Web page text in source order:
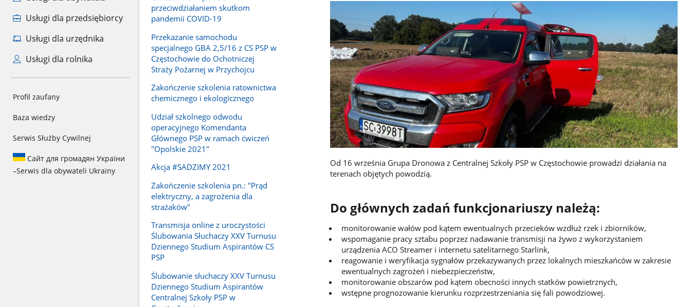
Usługi dla przedsiębiorcy
Usługi dla urzędnika
Usługi dla rolnika
Profil zaufany
Baza wiedzy
Serwis Służby Cywilnej
Сайт для громадян України
–Serwis dla obywateli Ukrainy
przeciwdziałaniem skutkom
pandemii COVID-19
Przekazanie samochodu
specjalnego GBA 2,5/16 z CS PSP w
Częstochowie do Ochotniczej
Straży Pożarnej w Przychojcu
Zakończenie szkolenia ratownictwa
chemicznego i ekologicznego
Udział szkolnego odwodu
operacyjnego Komendanta
Głównego PSP w ramach ćwiczeń
"Opolskie 2021"
Akcja #SADZIMY 2021
Zakończenie szkolenia pn.: "Prąd
elektryczny, a zagrożenia dla
strażaków"
Transmisja online z uroczystości
Ślubowania Słuchaczy XXV Turnusu
Dziennego Studium Aspirantów CS
PSP
Ślubowanie słuchaczy XXV Turnusu
Dziennego Studium Aspirantów
Centralnej Szkoły PSP w
Od 16 września Grupa Dronowa z Centralnej Szkoły PSP w Częstochowie prowadzi działania na
terenach objętych powodzią.
Do głównych zadań funkcjonariuszy należą:
monitorowanie wałów pod kątem ewentualnych przecieków wzdłuż rzek i zbiorników,
wspomaganie pracy sztabu poprzez nadawanie transmisji na żywo z wykorzystaniem
urządzenia ACO Streamer i internetu satelitarnego Starlink,
⁠reagowanie i weryfikacja sygnałów przekazywanych przez lokalnych mieszkańców w zakresie
ewentualnych zagrożeń i niebezpieczeństw,
⁠monitorowanie obszarów pod kątem obecności innych statków powietrznych,
wstępne prognozowanie kierunku rozprzestrzeniania się fali powodziowej.